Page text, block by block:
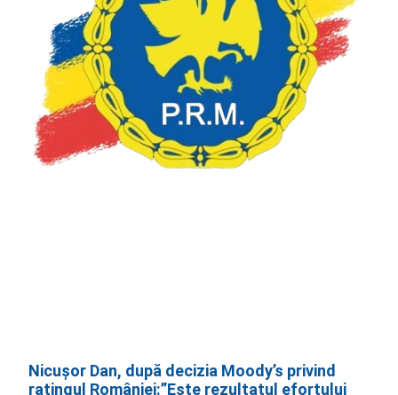
Nicușor Dan, după decizia Moody’s privind
ratingul României:”Este rezultatul efortului